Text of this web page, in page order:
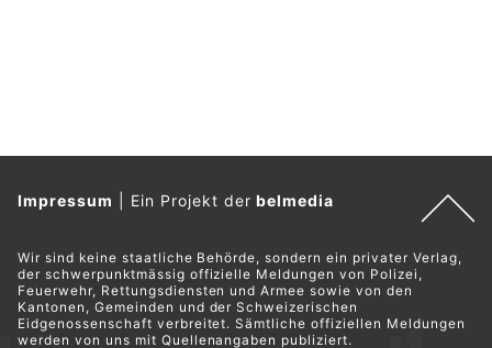
Impressum Ein Projekt derbelmedia
Wir sind keine staatliche Behörde, sondern ein privater Verlag,
der schwerpunktmässig offizielle Meldungen von Polizei,
Feuerwehr, Rettungsdiensten und Armee sowie von den
Kantonen, Gemeinden und der Schweizerischen
Eidgenossenschaft verbreitet. Sämtliche offiziellen Meldungen
werden von uns mit Quellenangaben publiziert.